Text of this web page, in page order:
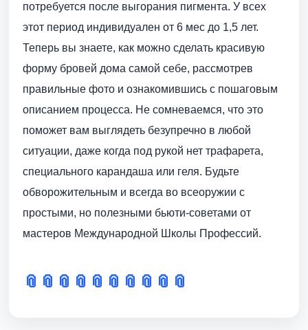
потребуется после выгорания пигмента. У всех
этот период индивидуален от 6 мес до 1,5 лет.
Теперь вы знаете, как можно сделать красивую
форму бровей дома самой себе, рассмотрев
правильные фото и ознакомившись с пошаговым
описанием процесса. Не сомневаемся, что это
поможет вам выглядеть безупречно в любой
ситуации, даже когда под рукой нет трафарета,
специального карандаша или геля. Будьте
обворожительным и всегда во всеоружии с
простыми, но полезными бьюти-советами от
мастеров Международной Школы Профессий.
📎 📎 📎 📎 📎 📎 📎 📎 📎 📎